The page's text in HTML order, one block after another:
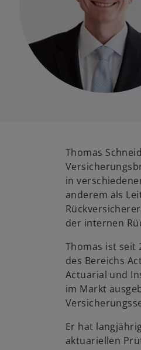
Thomas
in
anderem als
der internen
Thomas ist seit
des Bereichs
Actuarial und
im Markt
Er hat
aktuariellen